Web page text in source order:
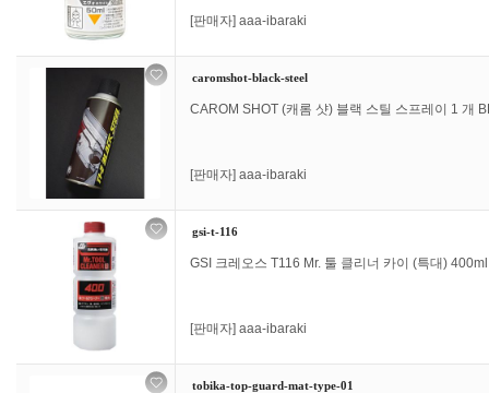
[판매자] aaa-ibaraki
caromshot-black-steel
CAROM SHOT (캐롬 샷) 블랙 스틸 스프레이 1 개
[판매자] aaa-ibaraki
gsi-t-116
GSI 크레오스 T116 Mr. 툴 클리너 카이 (특대) 400ml
[판매자] aaa-ibaraki
tobika-top-guard-mat-type-01